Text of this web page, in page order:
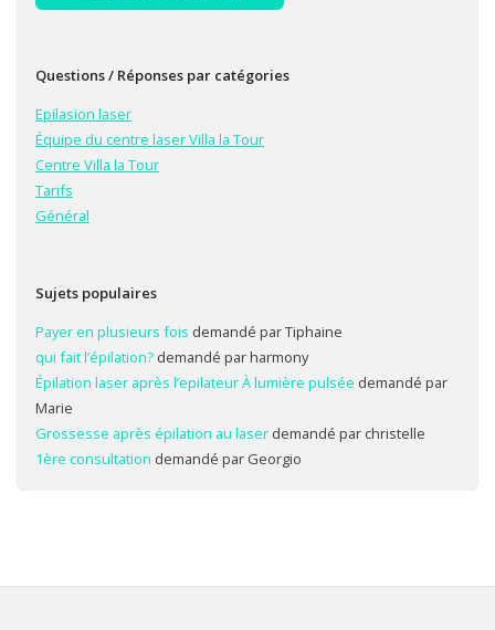
Questions / Réponses par catégories
Epilasion laser
Équipe du centre laser Villa la Tour
Centre Villa la Tour
Tarifs
Général
Sujets populaires
Payer en plusieurs fois demandé par Tiphaine
qui fait l’épilation?demandé par harmony
Épilation laser après l’epilateur À lumière pulsée demandé par
Marie
Grossesse après épilation au laserdemandé par christelle
1ère consultation demandé par Georgio